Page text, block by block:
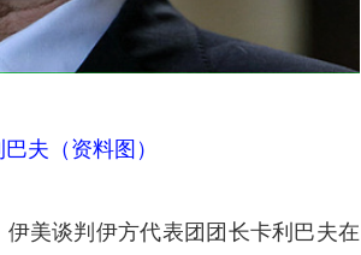
夫（资料图）
美谈判伊方代表团团长卡利巴夫在